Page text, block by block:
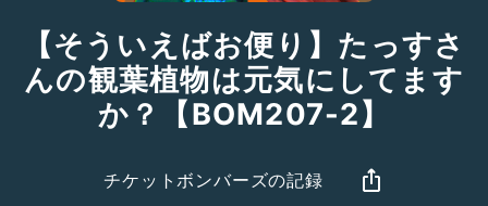
【そういえばお便り】たっすさ
んの観葉植物は元気にしてます
か？【BOM207-2】
チケットボンバーズの記録